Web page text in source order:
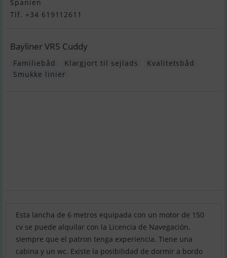
Spanien
Tlf. +34 619112611
Bayliner VR5 Cuddy
Familiebåd Klargjort til sejlads
Kvalitetsbåd
Smukke linier
Esta lancha de 6 metros equipada con un motor de 150
cv se puede alquilar con la Licencia de Navegación,
siempre que el patron tenga experiencia. Tiene una
cabina y un wc. Existe la posibilidad de dormir a bordo